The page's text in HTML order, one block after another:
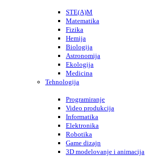
STE(A)M
Matematika
Fizika
Hemija
Biologija
Astronomija
Ekologija
Medicina
Tehnologija
Programiranje
Video produkcija
Informatika
Elektronika
Robotika
Game dizajn
3D modelovanje i animacija